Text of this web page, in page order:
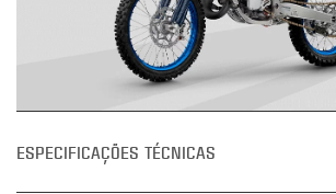
ESPECIFICAÇÕES TÉCNICAS